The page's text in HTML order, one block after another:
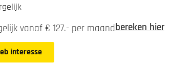
vanaf € 127.- per maandbereken hier
interesse